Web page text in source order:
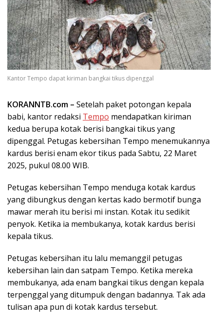
Kantor Tempo dapat kiriman bangkai tikus dipenggal
KORANNTB.com – Setelah paket potongan kepala
babi, kantor redaksi Tempo mendapatkan kiriman
kedua berupa kotak berisi bangkai tikus yang
dipenggal. Petugas kebersihan Tempo menemukannya
kardus berisi enam ekor tikus pada Sabtu, 22 Maret
2025, pukul 08.00 WIB.
Petugas kebersihan Tempo menduga kotak kardus
yang dibungkus dengan kertas kado bermotif bunga
mawar merah itu berisi mi instan. Kotak itu sedikit
penyok. Ketika ia membukanya, kotak kardus berisi
kepala tikus.
Petugas kebersihan itu lalu memanggil petugas
kebersihan lain dan satpam Tempo. Ketika mereka
membukanya, ada enam bangkai tikus dengan kepala
terpenggal yang ditumpuk dengan badannya. Tak ada
tulisan apa pun di kotak kardus tersebut.